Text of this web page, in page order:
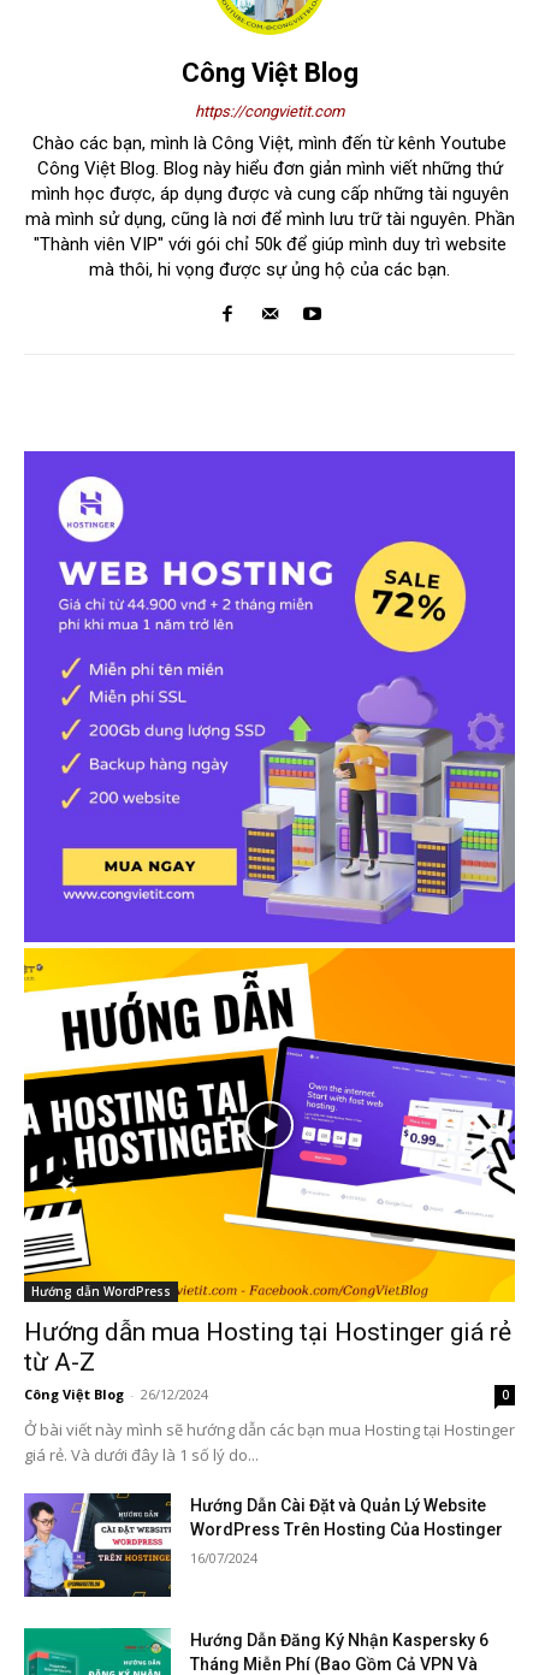
Công Việt Blog
https://congvietit.com
Chào các bạn, mình là Công Việt, mình đến từ kênh Youtube
Công Việt Blog. Blog này hiểu đơn giản mình viết những thứ
mình học được, áp dụng được và cung cấp những tài nguyên
mà mình sử dụng, cũng là nơi để mình lưu trữ tài nguyên. Phần
"Thành viên VIP" với gói chỉ 50k để giúp mình duy trì website
mà thôi, hi vọng được sự ủng hộ của các bạn.
Hướng dẫn WordPress
Hướng dẫn mua Hosting tại Hostinger giá rẻ
từ A-Z
Công Việt Blog - 26/12/2024 0
Ở bài viết này mình sẽ hướng dẫn các bạn mua Hosting tại Hostinger
giá rẻ. Và dưới đây là 1 số lý do...
Hướng Dẫn Cài Đặt và Quản Lý Website
WordPress Trên Hosting Của Hostinger
16/07/2024
Hướng Dẫn Đăng Ký Nhận Kaspersky 6
Tháng Miễn Phí (Bao Gồm Cả VPN Và